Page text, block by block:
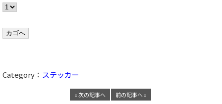
Category： ステッカー
« 次の記事へ 前の記事へ »